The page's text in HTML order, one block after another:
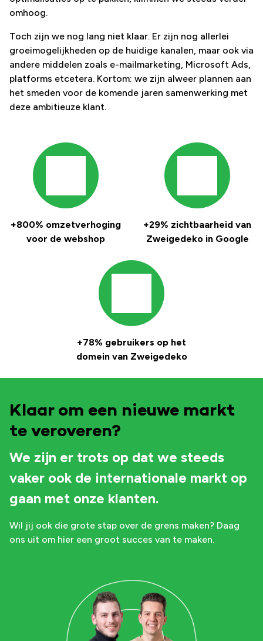
omhoog.
Toch zijn we nog lang niet klaar. Er zijn nog allerlei
groeimogelijkheden op de huidige kanalen, maar ook via
andere middelen zoals e-mailmarketing, Microsoft Ads,
platforms etcetera. Kortom: we zijn alweer plannen aan
het smeden voor de komende jaren samenwerking met
deze ambitieuze klant.
+800% omzetverhoging
voor de webshop
+29% zichtbaarheid van
Zweigedeko in Google
+78% gebruikers op het
domein van Zweigedeko
Klaar om een nieuwe markt
te veroveren?
We zijn er trots op dat we steeds
vaker ook de internationale markt op
gaan met onze klanten.
Wil jij ook die grote stap over de grens maken? Daag
ons uit om hier een groot succes van te maken.